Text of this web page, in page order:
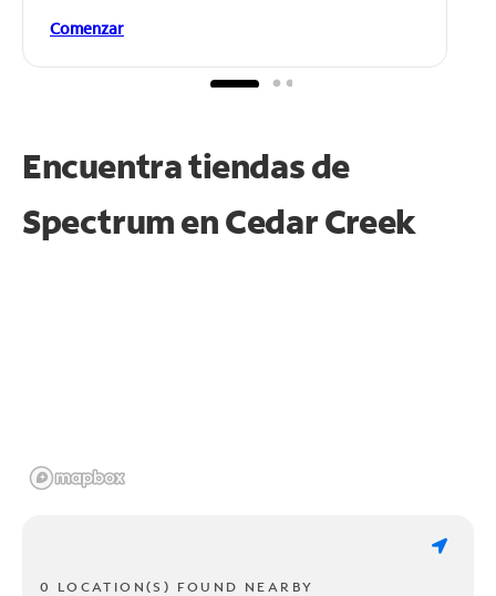
Comenzar
Encuentra tiendas de
Spectrum enCedar Creek
0 LOCATION(S) FOUND NEARBY